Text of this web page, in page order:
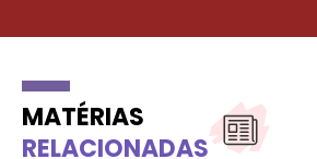
MATÉRIAS
RELACIONADAS